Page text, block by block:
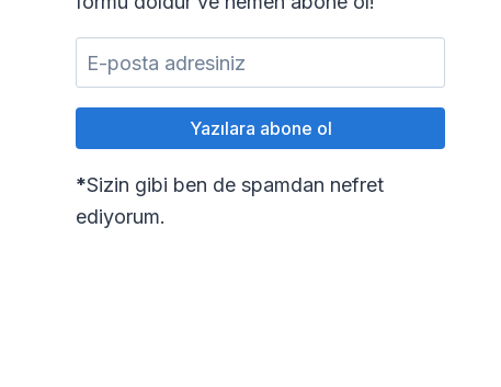
*Sizin gibi ben de spamdan nefret
ediyorum.